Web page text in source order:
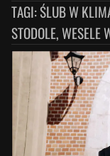
TAGI:ŚLUB W
STODOLE, WESELE